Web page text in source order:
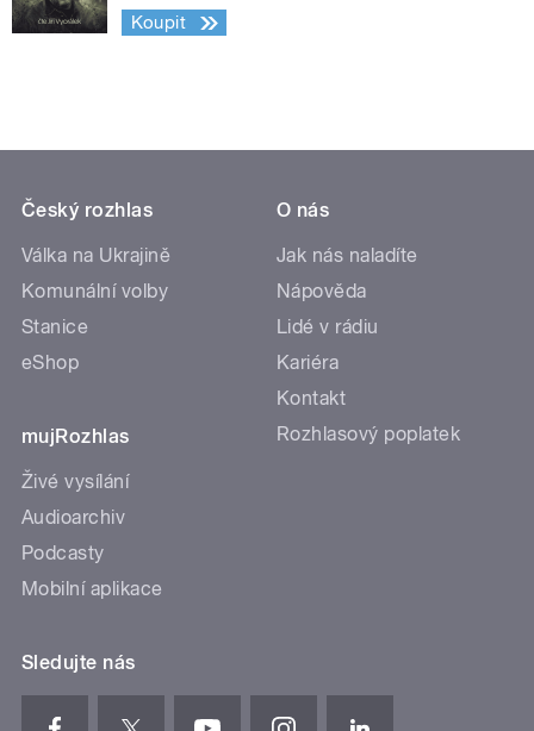
Koupit
Český rozhlas
Válka na Ukrajině
Komunální volby
Stanice
eShop
mujRozhlas
Živé vysílání
Audioarchiv
Podcasty
Mobilní aplikace
O nás
Jak nás naladíte
Nápověda
Lidé v rádiu
Kariéra
Kontakt
Rozhlasový poplatek
Sledujte nás